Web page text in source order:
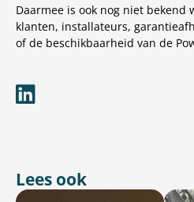
Daarmee is ook nog niet bekend
klanten, installateurs,
of de beschikbaarheid van de
Lees ook